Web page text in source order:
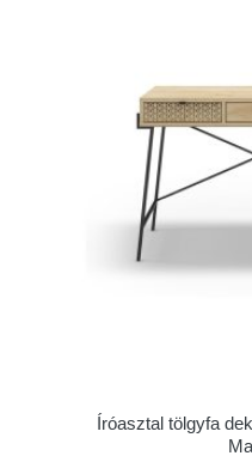
Íróasztal tölgyfa